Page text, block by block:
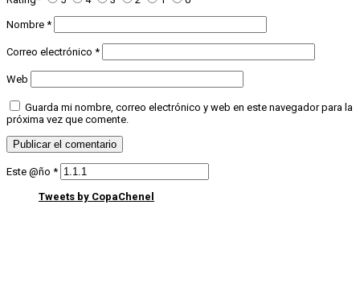
Nombre *
Correo electrónico *
Web
Guarda mi nombre, correo electrónico y web en este navegador para la
próxima vez que comente.
Este @ño *
Tweets by CopaChenel